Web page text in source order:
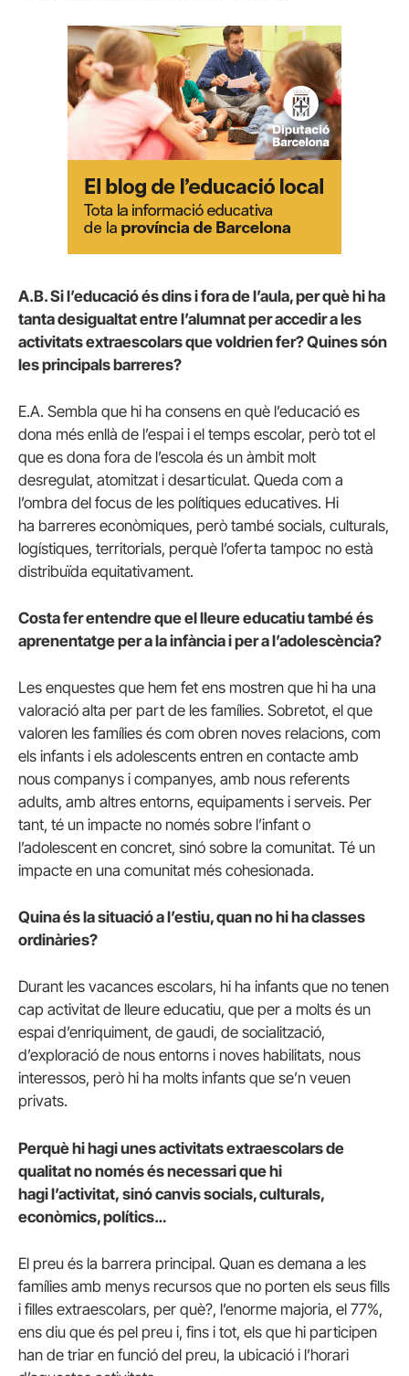
A.B. Si l’educació és dins i fora de l’aula, per què hi ha
tanta desigualtat entre l’alumnat per accedir a les
activitats extraescolars que voldrien fer? Quines són
les principals barreres?
E.A. Sembla que hi ha consens en què l’educació es
dona més enllà de l’espai i el temps escolar, però tot el
que es dona fora de l’escola és un àmbit molt
desregulat, atomitzat i desarticulat. Queda com a
l’ombra del focus de les polítiques educatives. Hi
ha barreres econòmiques, però també socials, culturals,
logístiques, territorials, perquè l’oferta tampoc no està
distribuïda equitativament.
Costa fer entendre que el lleure educatiu també és
aprenentatge per a la infància i per a l’adolescència?
Les enquestes que hem fet ens mostren que hi ha una
valoració alta per part de les famílies. Sobretot, el que
valoren les famílies és com obren noves relacions, com
els infants i els adolescents entren en contacte amb
nous companys i companyes, amb nous referents
adults, amb altres entorns, equipaments i serveis. Per
tant, té un impacte no només sobre l’infant o
l’adolescent en concret, sinó sobre la comunitat. Té un
impacte en una comunitat més cohesionada.
Quina és la situació a l’estiu, quan no hi ha classes
ordinàries?
Durant les vacances escolars, hi ha infants que no tenen
cap activitat de lleure educatiu, que per a molts és un
espai d’enriquiment, de gaudi, de socialització,
d’exploració de nous entorns i noves habilitats, nous
interessos, però hi ha molts infants que se’n veuen
privats.
Perquè hi hagi unes activitats extraescolars de
qualitat no només és necessari que hi
hagi l’activitat, sinó canvis socials, culturals,
econòmics, polítics…
El preu és la barrera principal. Quan es demana a les
famílies amb menys recursos que no porten els seus fills
i filles extraescolars, per què?, l’enorme majoria, el 77%,
ens diu que és pel preu i, fins i tot, els que hi participen
han de triar en funció del preu, la ubicació i l’horari